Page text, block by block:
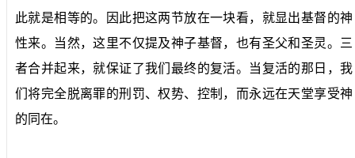
此就是相等的。因此把这两节放在一块看，就显出基督的神
性来。当然，这里不仅提及神子基督，也有圣父和圣灵。三
者合并起来，就保证了我们最终的复活。当复活的那日，我
们将完全脱离罪的刑罚、权势、控制，而永远在天堂享受神
的同在。